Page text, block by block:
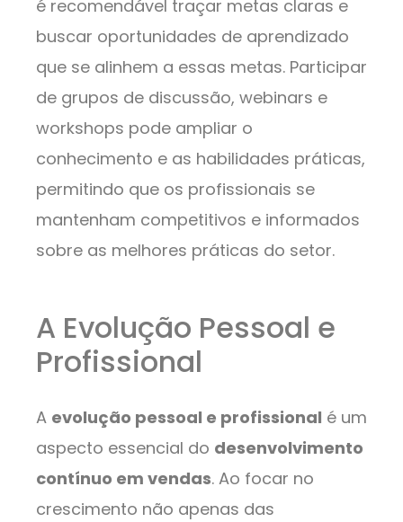
é recomendável traçar metas claras e
buscar oportunidades de aprendizado
que se alinhem a essas metas. Participar
de grupos de discussão, webinars e
workshops pode ampliar o
conhecimento e as habilidades práticas,
permitindo que os profissionais se
mantenham competitivos e informados
sobre as melhores práticas do setor.
A Evolução Pessoal e
Profissional
A evolução pessoal e profissional é um
aspecto essencial do desenvolvimento
contínuo em vendas. Ao focar no
crescimento não apenas das